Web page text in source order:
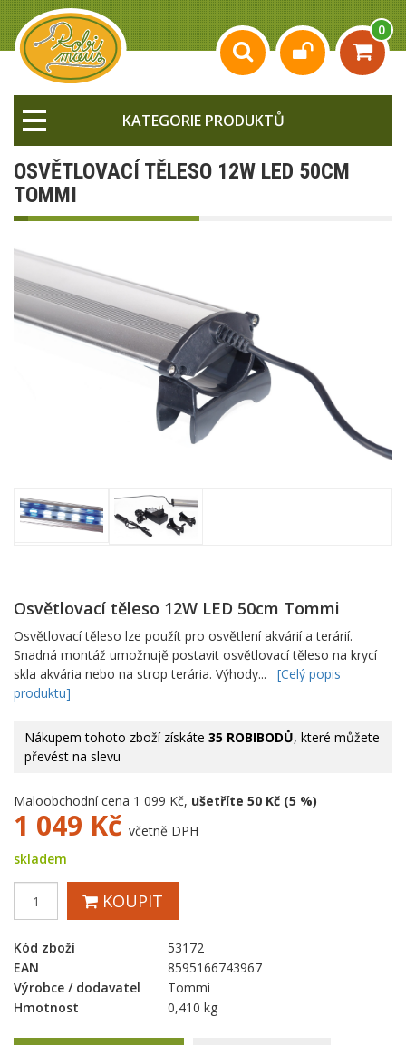
0
KATEGORIE PRODUKTŮ
OSVĚTLOVACÍ TĚLESO 12W LED 50CM
TOMMI
Osvětlovací těleso 12W LED 50cm Tommi
Osvětlovací těleso lze použít pro osvětlení akvárií a terárií.
Snadná montáž umožnujě postavit osvětlovací těleso na krycí
skla akvária nebo na strop terária. Výhody...
[Celý popis
produktu]
Nákupem tohoto zboží získáte 35 ROBIBODŮ, které můžete
převést na slevu
Maloobchodní cena 1 099 Kč, ušetříte 50 Kč (5 %)
1 049 Kč včetně DPH
skladem
KOUPIT
Kód zboží
53172
EAN
8595166743967
Výrobce / dodavatel
Tommi
Hmotnost
0,410 kg